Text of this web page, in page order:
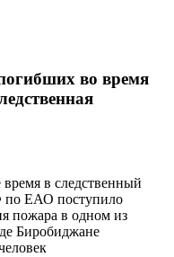
во время
время в следственный
по ЕАО поступило
пожара в одном из
Биробиджане